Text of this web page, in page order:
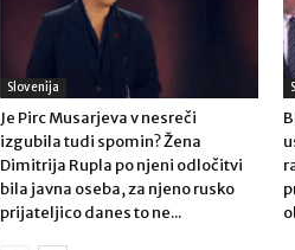
Slovenija
Je Pirc Musarjeva v nesreči
izgubila tudi spomin? Žena
Dimitrija Rupla po njeni odločitvi
bila javna oseba, za njeno rusko
prijateljico danes to ne...